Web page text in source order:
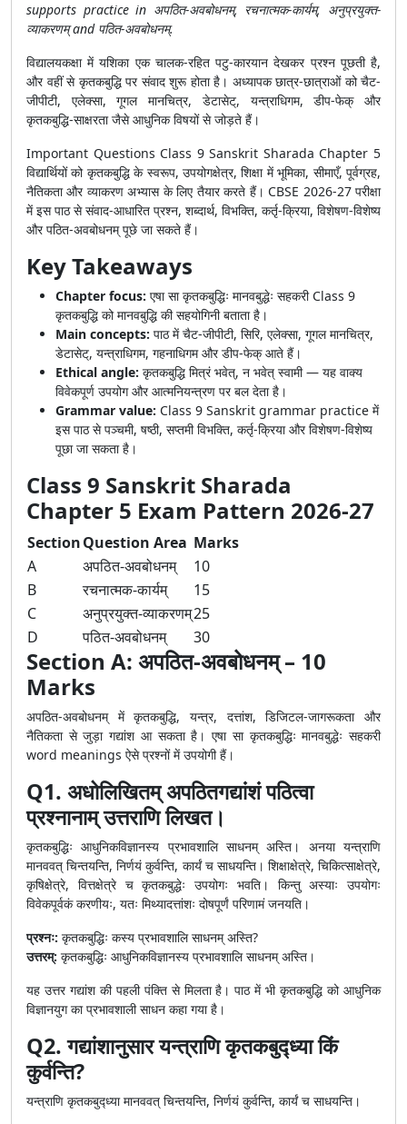
supports practice in अपठित-अवबोधनम्, रचनात्मक-कार्यम्, अनुप्रयुक्त-
व्याकरणम् and पठित-अवबोधनम्.
विद्यालयकक्षा में यशिका एक चालक-रहित पटु-कारयान देखकर प्रश्न पूछती है,
और वहीं से कृतकबुद्धि पर संवाद शुरू होता है। अध्यापक छात्र-छात्राओं को चैट-
जीपीटी, एलेक्सा, गूगल मानचित्र, डेटासेट्, यन्त्राधिगम, डीप-फेक् और
कृतकबुद्धि-साक्षरता जैसे आधुनिक विषयों से जोड़ते हैं।
Important Questions Class 9 Sanskrit Sharada Chapter 5
विद्यार्थियों को कृतकबुद्धि के स्वरूप, उपयोगक्षेत्र, शिक्षा में भूमिका, सीमाएँ, पूर्वग्रह,
नैतिकता और व्याकरण अभ्यास के लिए तैयार करते हैं। CBSE 2026-27 परीक्षा
में इस पाठ से संवाद-आधारित प्रश्न, शब्दार्थ, विभक्ति, कर्तृ-क्रिया, विशेषण-विशेष्य
और पठित-अवबोधनम् पूछे जा सकते हैं।
Key Takeaways
Chapter focus: एषा सा कृतकबुद्धिः मानवबुद्धेः सहकरी Class 9
कृतकबुद्धि को मानवबुद्धि की सहयोगिनी बताता है।
Main concepts: पाठ में चैट-जीपीटी, सिरि, एलेक्सा, गूगल मानचित्र,
डेटासेट्, यन्त्राधिगम, गहनाधिगम और डीप-फेक् आते हैं।
Ethical angle: कृतकबुद्धि मित्रं भवेत्, न भवेत् स्वामी — यह वाक्य
विवेकपूर्ण उपयोग और आत्मनियन्त्रण पर बल देता है।
Grammar value: Class 9 Sanskrit grammar practice में
इस पाठ से पञ्चमी, षष्ठी, सप्तमी विभक्ति, कर्तृ-क्रिया और विशेषण-विशेष्य
पूछा जा सकता है।
Class 9 Sanskrit Sharada
Chapter 5 Exam Pattern 2026-27
SectionQuestion Area Marks
A
अपठित-अवबोधनम्
10
B
रचनात्मक-कार्यम्
15
C
अनुप्रयुक्त-व्याकरणम्25
D
पठित-अवबोधनम् 30
Section A: अपठित-अवबोधनम् – 10
Marks
अपठित-अवबोधनम् में कृतकबुद्धि, यन्त्र, दत्तांश, डिजिटल-जागरूकता और
नैतिकता से जुड़ा गद्यांश आ सकता है। एषा सा कृतकबुद्धिः मानवबुद्धेः सहकरी
word meanings ऐसे प्रश्नों में उपयोगी हैं।
Q1. अधोलिखितम् अपठितगद्यांशं पठित्वा
प्रश्नानाम् उत्तराणि लिखत।
कृतकबुद्धिः आधुनिकविज्ञानस्य प्रभावशालि साधनम् अस्ति। अनया यन्त्राणि
मानववत् चिन्तयन्ति, निर्णयं कुर्वन्ति, कार्यं च साधयन्ति। शिक्षाक्षेत्रे, चिकित्साक्षेत्रे,
कृषिक्षेत्रे, वित्तक्षेत्रे च कृतकबुद्धेः उपयोगः भवति। किन्तु अस्याः उपयोगः
विवेकपूर्वकं करणीयः, यतः मिथ्यादत्तांशः दोषपूर्णं परिणामं जनयति।
प्रश्नः: कृतकबुद्धिः कस्य प्रभावशालि साधनम् अस्ति?
उत्तरम्: कृतकबुद्धिः आधुनिकविज्ञानस्य प्रभावशालि साधनम् अस्ति।
यह उत्तर गद्यांश की पहली पंक्ति से मिलता है। पाठ में भी कृतकबुद्धि को आधुनिक
विज्ञानयुग का प्रभावशाली साधन कहा गया है।
Q2. गद्यांशानुसार यन्त्राणि कृतकबुद्ध्या किं
कुर्वन्ति?
यन्त्राणि कृतकबुद्ध्या मानववत् चिन्तयन्ति, निर्णयं कुर्वन्ति, कार्यं च साधयन्ति।